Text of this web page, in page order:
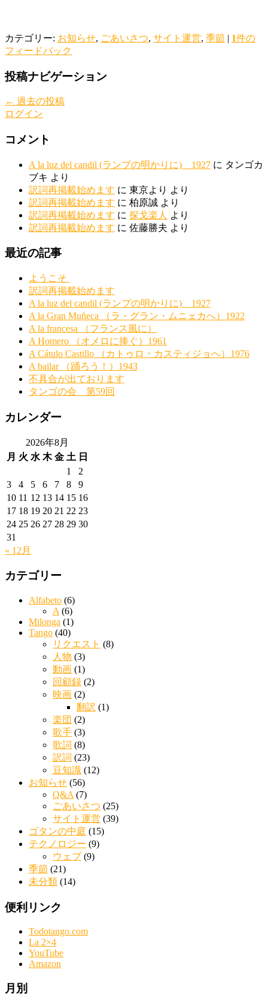
カテゴリー: お知らせ, ごあいさつ, サイト運営, 季節 | 1件の
フィードバック
投稿ナビゲーション
← 過去の投稿
ログイン
コメント
A la luz del candil (ランプの明かりに) 1927 に タンゴカ
ブキ より
訳詞再掲載始めます に 東京より より
訳詞再掲載始めます に 柏原誠 より
訳詞再掲載始めます に 探戈楽人 より
訳詞再掲載始めます に 佐藤勝夫 より
最近の記事
ようこそ
訳詞再掲載始めます
A la luz del candil (ランプの明かりに) 1927
A la Gran Muñeca （ラ・グラン・ムニェカへ）1922
A la francesa （フランス風に）
A Homero （オメロに捧ぐ）1961
A Cátulo Castillo （カトゥロ・カスティジョへ）1976
A bailar （踊ろう！）1943
不具合が出ております
タンゴの会 第59回
カレンダー
2026年8月
月 火 水 木 金 土 日
1
2
3
4 5 6 7 8
9
10 11 12 13 14 15 16
17 18 19 20 21 22 23
24 25 26 27 28 29 30
31
« 12月
カテゴリー
Alfabeto (6)
A (6)
Milonga (1)
Tango (40)
リクエスト (8)
人物 (3)
動画 (1)
回顧録 (2)
映画 (2)
翻訳 (1)
楽団 (2)
歌手 (3)
歌詞 (8)
訳詞 (23)
豆知識 (12)
お知らせ (56)
Q&A (7)
ごあいさつ (25)
サイト運営 (39)
ゴタンの中庭 (15)
テクノロジー (9)
ウェブ (9)
季節 (21)
未分類 (14)
便利リンク
Todotango.com
La 2×4
YouTube
Amazon
月別